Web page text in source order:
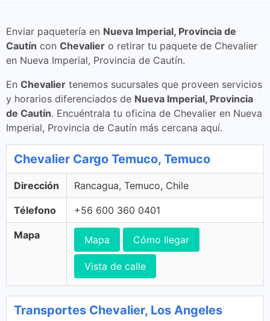
Enviar paquetería en Nueva Imperial, Provincia de
Cautín con Chevalier o retirar tu paquete de Chevalier
en Nueva Imperial, Provincia de Cautín.
En Chevalier tenemos sucursales que proveen servicios
y horarios diferenciados de Nueva Imperial, Provincia
de Cautín. Encuéntrala tu oficina de Chevalier en Nueva
Imperial, Provincia de Cautín más cercana aquí.
Chevalier Cargo Temuco, Temuco
Dirección Rancagua, Temuco, Chile
Télefono +56 600 360 0401
Mapa Mapa Cómo llegar
Vista de calle
Transportes Chevalier, Los Angeles